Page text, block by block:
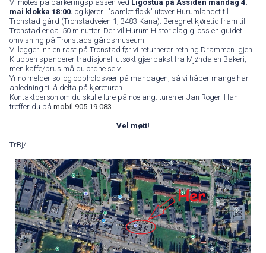
Vi møtes på parkeringsplassen ved Ligostua på Åssiden mandag 4.
mai klokka 18:00. og kjører i "samlet flokk" utover Hurumlandet til
Tronstad gård (Tronstadveien 1, 3483 Kana). Beregnet kjøretid fram til
Tronstad er ca. 50 minutter. Der vil Hurum Historielag gi oss en guidet
omvisning på Tronstads gårdsmuséum.
Vi legger inn en rast på Tronstad før vi returnerer retning Drammen igjen.
Klubben spanderer tradisjonell utsøkt gjærbakst fra Mjøndalen Bakeri,
men kaffe/brus må du ordne selv.
Yr.no melder sol og oppholdsvær på mandagen, så vi håper mange har
anledning til å delta på kjøreturen.
Kontaktperson om du skulle lure på noe ang. turen er Jan Roger. Han
treffer du på mobil 905 19 083.
Vel møtt!
TrBj/